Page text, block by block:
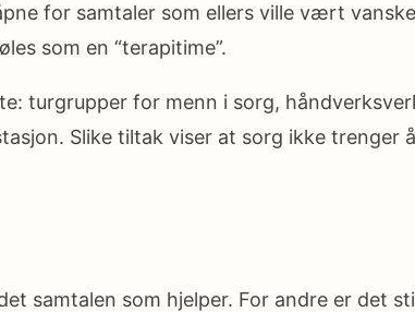
for samtaler som ellers ville vært
som en “terapitime”.
turgrupper for menn i sorg,
Slike tiltak viser at sorg ikke trenger
samtalen som hjelper. For andre er det